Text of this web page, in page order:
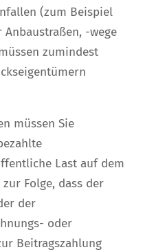
(zum Beispiel
-wege
zumindest
müssen Sie
Last auf dem
Folge, dass der
der
oder
Beitragszahlung